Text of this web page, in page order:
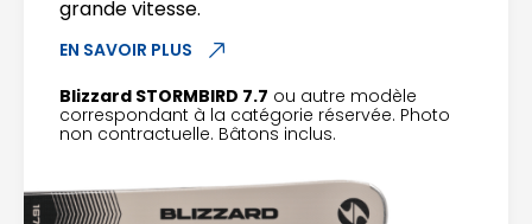
grande vitesse.
EN SAVOIR PLUS
Blizzard STORMBIRD 7.7 ou autre modèle
correspondant à la catégorie réservée. Photo
non contractuelle. Bâtons inclus.